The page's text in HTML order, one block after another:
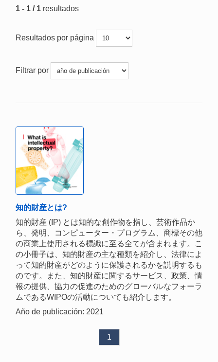
1 - 1 / 1 resultados
Resultados por página
Filtrar por
知的財産とは?
知的財産 (IP) とは知的な創作物を指し、芸術作品か
ら、発明、コンピューター・プログラム、商標その他
の商業上使用される標識に至る全てが含まれます。こ
の小冊子は、知的財産の主な種類を紹介し、法律によ
って知的財産がどのように保護されるかを説明するも
のです。また、知的財産に関するサービス、政策、情
報の提供、協力の促進のためのグローバルなフォーラ
ムであるWIPOの活動についても紹介します。
Año de publicación: 2021
1